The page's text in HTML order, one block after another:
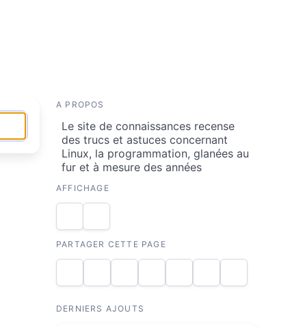
A PROPOS
Le site de connaissances recense
des trucs et astuces concernant
Linux, la programmation, glanées au
fur et à mesure des années
AFFICHAGE
PARTAGER CETTE PAGE
DERNIERS AJOUTS